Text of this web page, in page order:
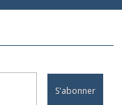
S'abonner